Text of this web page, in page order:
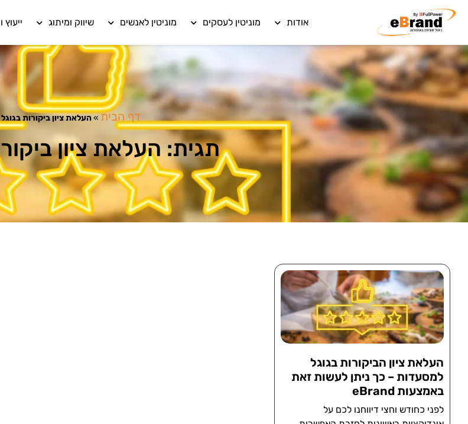
אודות מוניטין לעסקים מוניטין לאנשים שיווק ומיתוג
דף הבית »העלאת ציון ביקורות בגוגל
תגית: העלאת ציון
העלאת ציון הביקורות בגוגל
למסעדות – כך ניתן לעשות זאת
באמצעות eBrand
לפני כחודש וחצי דיווחנו לכם על